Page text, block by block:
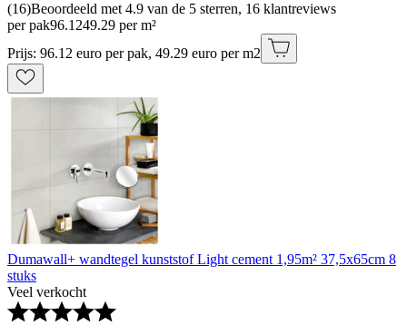
(16)Beoordeeld met 4.9 van de 5 sterren, 16 klantreviews
per pak96.1249.29 per m²
Prijs: 96.12 euro per pak, 49.29 euro per m2
Dumawall+ wandtegel kunststof Light cement 1,95m² 37,5x65cm 8
stuks
Veel verkocht